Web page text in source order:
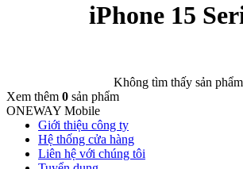
iPhone 15
Không tìm thấy sản phẩm
Xem thêm 0 sản phẩm
ONEWAY Mobile
Giới thiệu công ty
Hệ thống cửa hàng
Liên hệ với chúng tôi